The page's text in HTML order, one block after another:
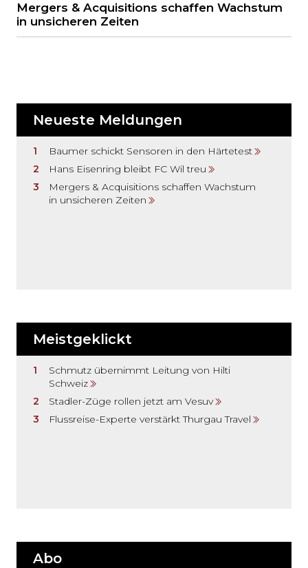
Mergers & Acquisitions schaffen Wachstum
in unsicheren Zeiten
Neueste Meldungen
Baumer schickt Sensoren in den Härtetest
Hans Eisenring bleibt FC Wil treu
Mergers & Acquisitions schaffen Wachstum
in unsicheren Zeiten
Meistgeklickt
Schmutz übernimmt Leitung von Hilti
Schweiz
Stadler-Züge rollen jetzt am Vesuv
Flussreise-Experte verstärkt Thurgau Travel
Abo